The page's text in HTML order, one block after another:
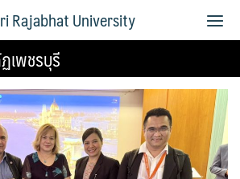
Rajabhat University
เพชรบุรี